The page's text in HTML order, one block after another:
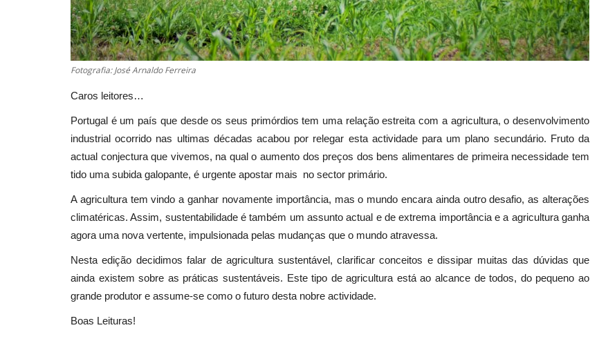
Fotografia: José Arnaldo Ferreira
Caros leitores…
Portugal é um país que desde os seus primórdios tem uma relação estreita com a agricultura, o desenvolvimento
industrial ocorrido nas ultimas décadas acabou por relegar esta actividade para um plano secundário. Fruto da
actual conjectura que vivemos, na qual o aumento dos preços dos bens alimentares de primeira necessidade tem
tido uma subida galopante, é urgente apostar mais no sector primário.
A agricultura tem vindo a ganhar novamente importância, mas o mundo encara ainda outro desafio, as alterações
climatéricas. Assim, sustentabilidade é também um assunto actual e de extrema importância e a agricultura ganha
agora uma nova vertente, impulsionada pelas mudanças que o mundo atravessa.
Nesta edição decidimos falar de agricultura sustentável, clarificar conceitos e dissipar muitas das dúvidas que
ainda existem sobre as práticas sustentáveis. Este tipo de agricultura está ao alcance de todos, do pequeno ao
grande produtor e assume-se como o futuro desta nobre actividade.
Boas Leituras!